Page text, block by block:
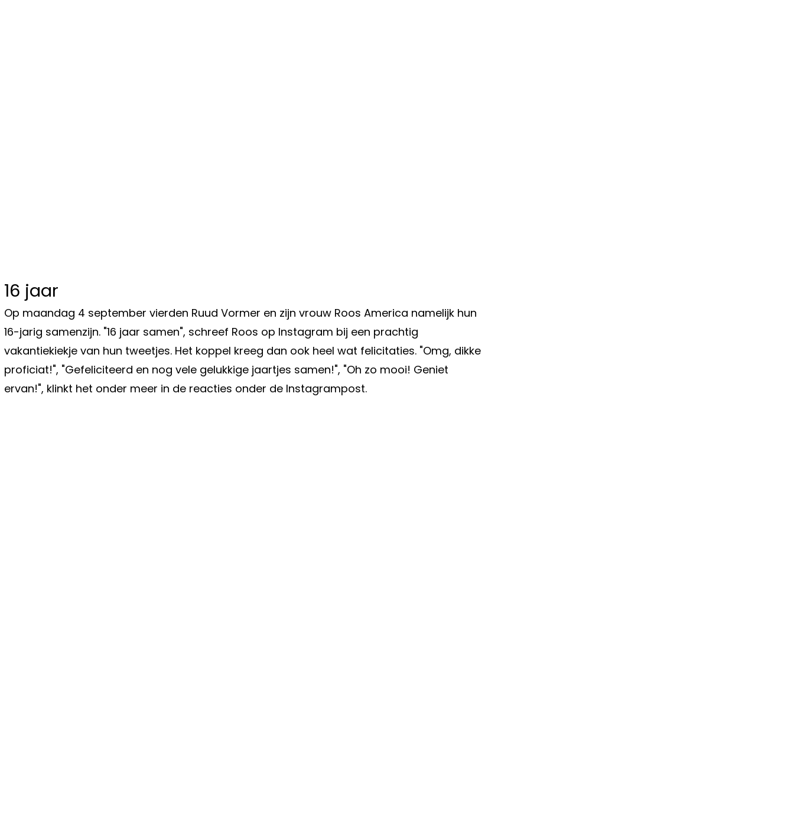
16 jaar
Op maandag 4 september vierden Ruud Vormer en zijn vrouw Roos America namelijk hun
16-jarig samenzijn. "16 jaar samen", schreef Roos op Instagram bij een prachtig
vakantiekiekje van hun tweetjes. Het koppel kreeg dan ook heel wat felicitaties. "Omg, dikke
proficiat!", "Gefeliciteerd en nog vele gelukkige jaartjes samen!", "Oh zo mooi! Geniet
ervan!", klinkt het onder meer in de reacties onder de Instagrampost.